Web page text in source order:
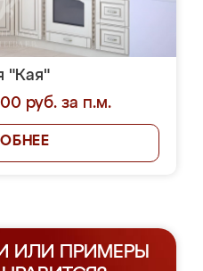
"Кая"
руб. за п.м.
ИЛИ ПРИМЕРЫ